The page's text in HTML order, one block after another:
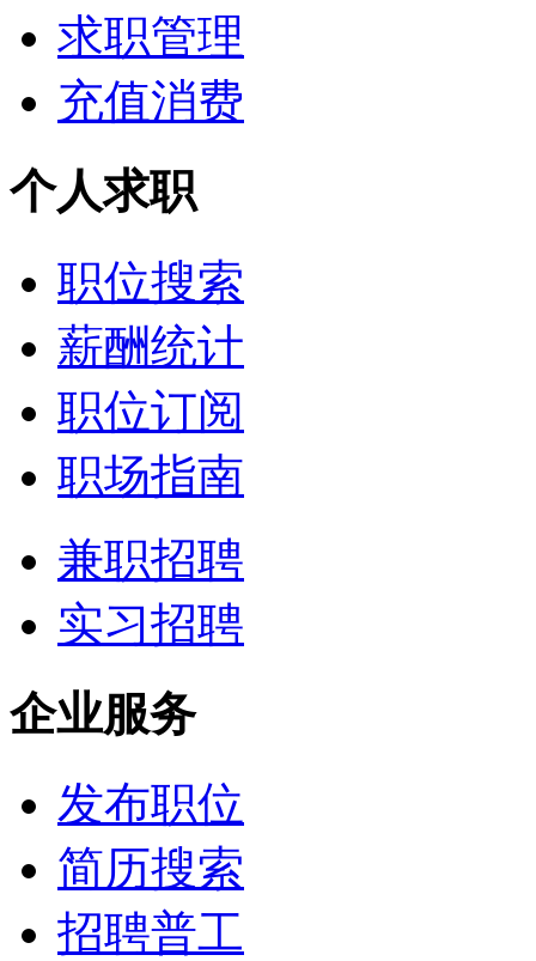
求职管理
充值消费
个人求职
职位搜索
薪酬统计
职位订阅
职场指南
兼职招聘
实习招聘
企业服务
发布职位
简历搜索
招聘普工